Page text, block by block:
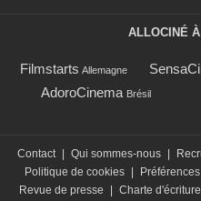
ALLOCINÉ
Filmstarts Allemagne
AdoroCinema Brésil
Contact | Qui sommes-nous |
Politique de cookies |
Revue de presse
| Charte d'écriture